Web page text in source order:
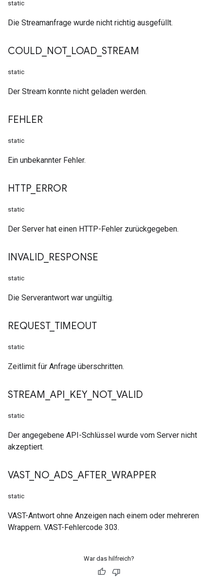
static
Die Streamanfrage wurde nicht richtig ausgefüllt.
COULD NOT_ LOAD STREAM
static
Der Stream konnte nicht geladen werden.
FEHLER
static
Ein unbekannter Fehler.
HTTP_ ERROR
static
Der Server hat einen HTTP-Fehler zurückgegeben.
INVALID RESPONSE
static
Die Serverantwort war ungültig.
REQUEST_ TIMEOUT
static
Zeitlimit für Anfrage überschritten.
STREAM API KEY_ NOT_ VALID
static
Der angegebene API-Schlüssel wurde vom Server nicht
akzeptiert.
VAST_ NO ADS AFTER WRAPPER
static
VAST-Antwort ohne Anzeigen nach einem oder mehreren
Wrappern. VAST-Fehlercode 303.
War das hilfreich?